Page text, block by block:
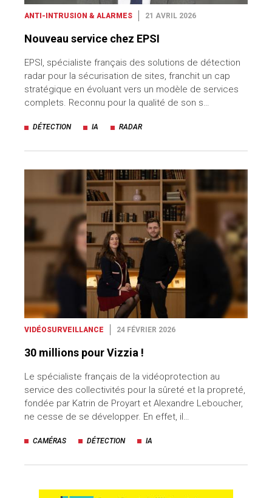
ANTI-INTRUSION & ALARMES 21 AVRIL 2026
Nouveau service chez EPSI
EPSI, spécialiste français des solutions de détection
radar pour la sécurisation de sites, franchit un cap
stratégique en évoluant vers un modèle de services
complets. Reconnu pour la qualité de son s…
DÉTECTION IA RADAR
VIDÉOSURVEILLANCE 24 FÉVRIER 2026
30 millions pour Vizzia !
Le spécialiste français de la vidéoprotection au
service des collectivités pour la sûreté et la propreté,
fondée par Katrin de Proyart et Alexandre Leboucher,
ne cesse de se développer. En effet, il…
CAMÉRAS DÉTECTION IA